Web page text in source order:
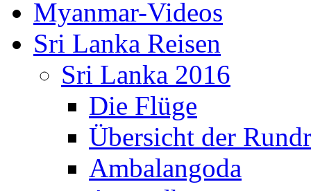
Myanmar-Videos
Sri Lanka Reisen
Sri Lanka 2016
Die Flüge
Übersicht der
Ambalangoda